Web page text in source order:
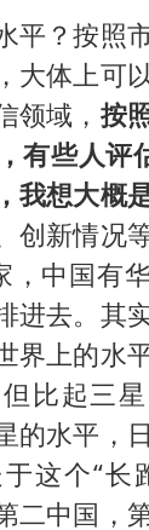
平？按照
大体上可
领域， 按
有些人评
我想大概
创新情况
，中国有
进去。其
界上的水
比起三
的水平，
这个“长
二中国，